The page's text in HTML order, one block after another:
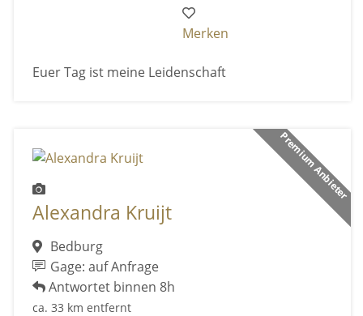
Merken
Euer Tag ist meine Leidenschaft
Premium Anbieter
Alexandra Kruijt
Bedburg
Gage: auf Anfrage
Antwortet binnen 8h
ca. 33 km entfernt